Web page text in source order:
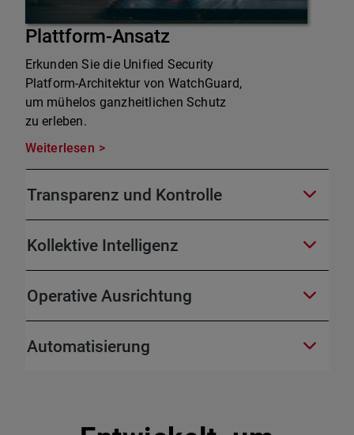
Plattform-Ansatz
Erkunden Sie die Unified Security
Platform-Architektur von WatchGuard,
um mühelos ganzheitlichen Schutz
zu erleben.
Weiterlesen
Transparenz und Kontrolle
Kollektive Intelligenz
Operative Ausrichtung
Automatisierung